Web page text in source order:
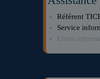
Référent
Service
Livret